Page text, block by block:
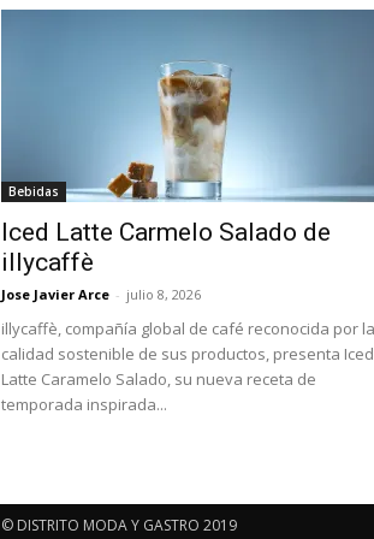
Bebidas
Iced Latte Carmelo Salado de
illycaffè
Jose Javier Arce - julio 8, 2026
illycaffè, compañía global de café reconocida por la
calidad sostenible de sus productos, presenta Iced
Latte Caramelo Salado, su nueva receta de
temporada inspirada...
© DISTRITO MODA Y GASTRO 2019